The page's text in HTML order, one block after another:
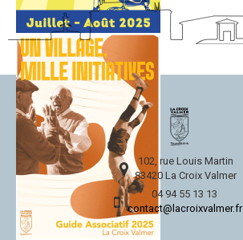
102, rue Louis Martin
83420 La Croix Valmer
04 94 55 13 13
contact@lacroixvalmer.fr